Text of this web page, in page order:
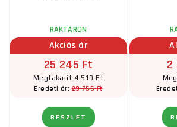
RAKTÁRON
Akciós ár
25 245 Ft
Megtakarít 4 510 Ft
Eredeti ár:29 755 Ft
RÉSZLET
2